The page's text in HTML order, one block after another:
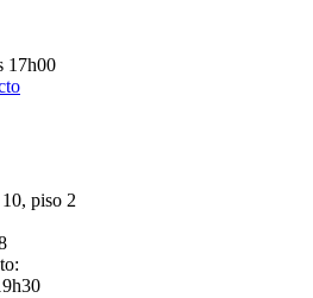
17h00
piso 2